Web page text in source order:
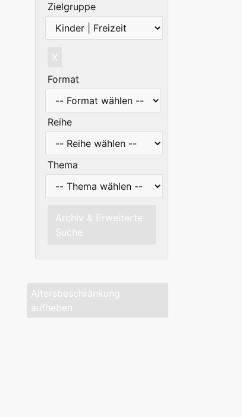
Zielgruppe
X
Format
Reihe
Thema
Archiv & Erweiterte
Suche
Altersbeschränkung
aufheben